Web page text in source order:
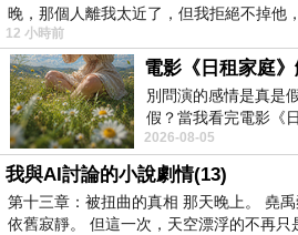
輕描淡寫，但細細思考又覺
外人道的不容易。
或許自己終究不會成為梳起
對於所有造型的完成，應該
之外，有更多不一樣的角度
以上冗言大篇的，其實只是
持，或許看來簡單看來平常
晚，那個人離我太近了，但我拒絕不掉他
12 小時前
別問演的感情是真是
假？當我看完電影《
真的。詮釋的情感觸
2026-08-05
我與AI討論的小說劇情(13)
第十三章：被扭曲的真相 那天晚上。 堯
依舊寂靜。 但這一次，天空漂浮的不再只